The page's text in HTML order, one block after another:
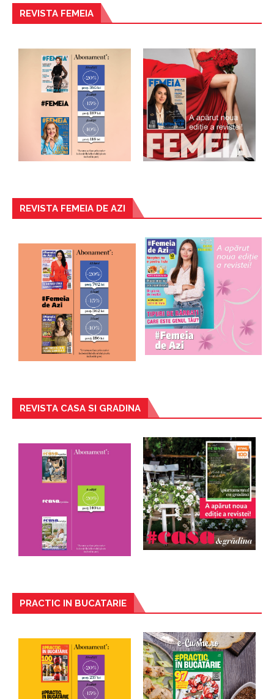
REVISTA FEMEIA
REVISTA FEMEIA DE AZI
REVISTA CASA SI GRADINA
PRACTIC IN BUCATARIE